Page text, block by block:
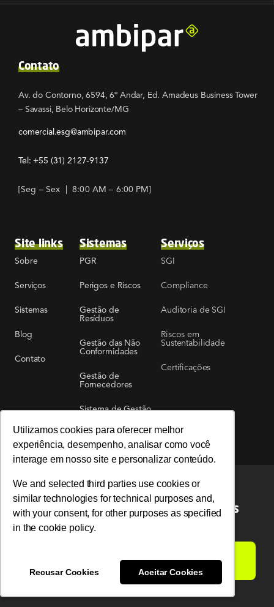
Utilizamos cookies para oferecer melhor
experiência, desempenho, analisar como você
interage em nosso site e personalizar conteúdo.
We and selected third parties use cookies or
similar technologies for technical purposes and,
with your consent, for other purposes as specified
in the cookie policy.
Recusar Cookies Aceitar Cookies
Utilizamos cookies para oferecer melhor
experiência, desempenho, analisar como você
interage em nosso site e personalizar conteúdo.
We and selected third parties use cookies or
similar technologies for technical purposes and,
with your consent, for other purposes as specified
in the cookie policy.
Recusar Cookies Aceitar Cookies
Contato
Av. do Contorno, 6594, 6º Andar, Ed. Amadeus Business Tower
– Savassi, Belo Horizonte/MG
comercial.esg@ambipar.com
Tel: +55 (31) 2127-9137
[Seg – Sex | 8:00 AM – 6:00 PM]
Site links
Sobre
Serviços
Sistemas
Blog
Contato
Sistemas
PGR
Perigos e Riscos
Gestão de
Resíduos
Gestão das Não
Conformidades
Gestão de
Fornecedores
Sistema de Gestão
Legais Aplicáveis
Serviços
SGI
Compliance
Auditoria de SGI
Riscos em
Sustentabilidade
Certificações
Líder global em soluções ambientais
LIGAMOS PARA VOCÊ